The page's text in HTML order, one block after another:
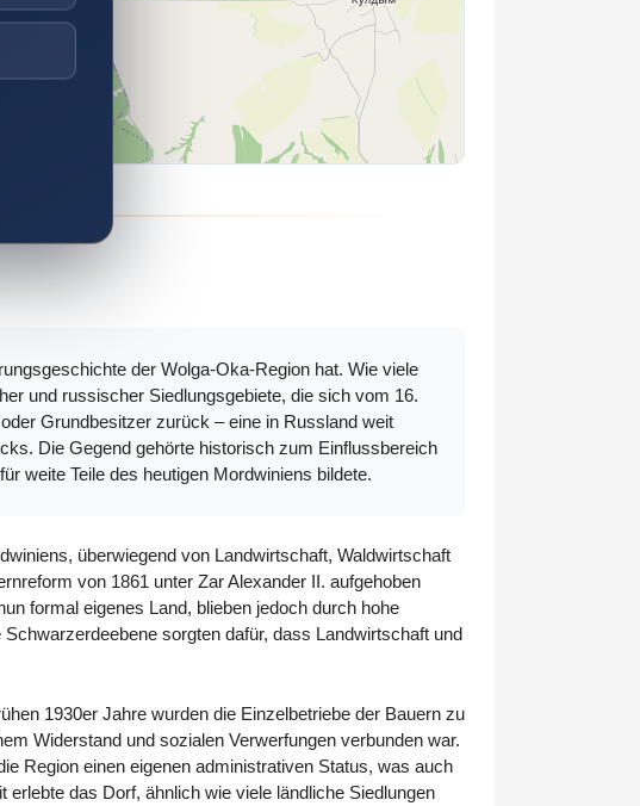
der Wolga-Oka-Region hat. Wie viele
und russischer Siedlungsgebiete, die sich vom 16.
Grundbesitzer zurück – eine in Russland weit
Die Gegend gehörte historisch zum Einflussbereich
weite Teile des heutigen Mordwiniens bildete.
überwiegend von Landwirtschaft, Waldwirtschaft
von 1861 unter Zar Alexander II. aufgehoben
formal eigenes Land, blieben jedoch durch hohe
sorgten dafür, dass Landwirtschaft und
1930er Jahre wurden die Einzelbetriebe der Bauern zu
Widerstand und sozialen Verwerfungen verbunden war.
Region einen eigenen administrativen Status, was auch
das Dorf, ähnlich wie viele ländliche Siedlungen